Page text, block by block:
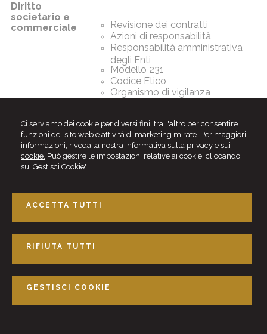
Ci serviamo dei cookie per diversi fini, tra l'altro per consentire
funzioni del sito web e attività di marketing mirate. Per maggiori
informazioni, riveda la nostra informativa sulla privacy e sui
cookie. Può gestire le impostazioni relative ai cookie, cliccando
su 'Gestisci Cookie'
ACCETTA TUTTI
RIFIUTA TUTTI
GESTISCI COOKIE
Diritto
societario e
commerciale
Revisione dei contratti
Azioni di responsabilità
Responsabilità amministrativa
degli Enti
Modello 231
Codice Etico
Organismo di vigilanza
Privacy e GDPR
Adeguamento alla normativa
nazionale ed Europea in materia
protezione dei dati personali
email -info@studiodike.it